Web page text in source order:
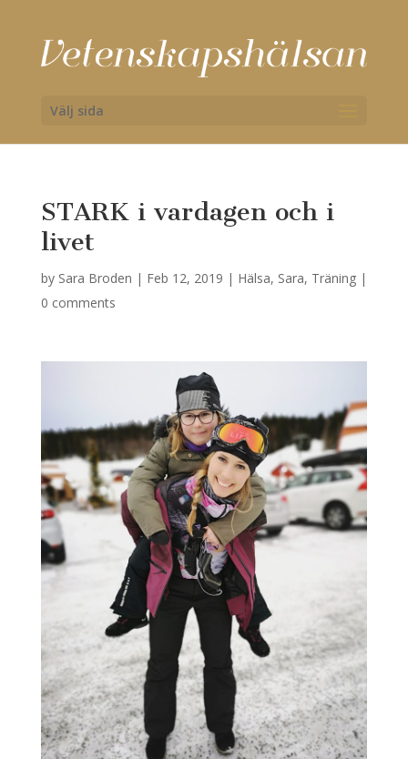
Välj sida
STARK i vardagen och i
livet
by Sara Broden | Feb 12, 2019 | Hälsa, Sara, Träning|
0 comments